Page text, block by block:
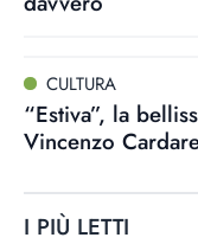
CULTURA
“Estiva”, la
Vincenzo
I PIÙ LETTI